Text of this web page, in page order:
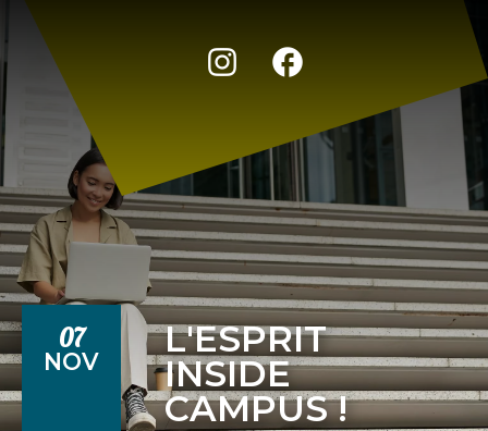
07
NOV
L'ESPRIT
INSIDE
CAMPUS !